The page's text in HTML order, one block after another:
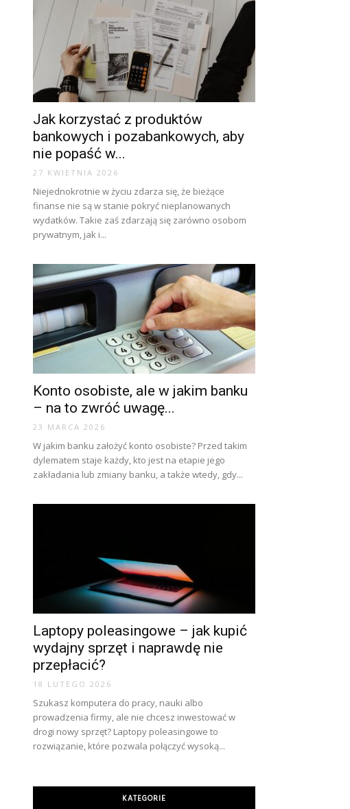
Jak korzystać z produktów
bankowych i pozabankowych, aby
nie popaść w...
27 KWIETNIA 2026
Niejednokrotnie w życiu zdarza się, że bieżące
finanse nie są w stanie pokryć nieplanowanych
wydatków. Takie zaś zdarzają się zarówno osobom
prywatnym, jak i...
Konto osobiste, ale w jakim banku
– na to zwróć uwagę...
23 MARCA 2026
W jakim banku założyć konto osobiste? Przed takim
dylematem staje każdy, kto jest na etapie jego
zakładania lub zmiany banku, a także wtedy, gdy...
Laptopy poleasingowe – jak kupić
wydajny sprzęt i naprawdę nie
przepłacić?
18 LUTEGO 2026
Szukasz komputera do pracy, nauki albo
prowadzenia firmy, ale nie chcesz inwestować w
drogi nowy sprzęt? Laptopy poleasingowe to
rozwiązanie, które pozwala połączyć wysoką...
KATEGORIE